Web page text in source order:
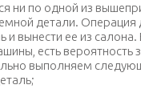
ни по одной из
детали. Операция
вынести ее из салона.
есть вероятность
выполняем